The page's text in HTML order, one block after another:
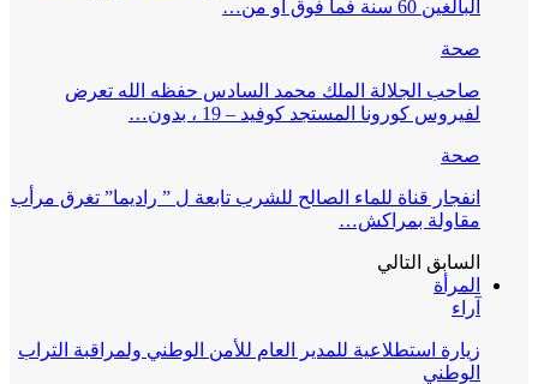
البالغين 60 سنة فما فوق أو من…
صحة
صاحب الجلالة الملك محمد السادس حفظه الله تعرض
لفيروس كورونا المستجد كوفيد – 19 ، بدون…
صحة
انفجار قناة للماء الصالح للشرب تابعة ل ” راديما” تغرق مرأب
مقاولة بمراكش…
السابق التالي
المرأة
آراء
زيارة استطلاعية للمدير العام للأمن الوطني ولمراقبة التراب
الوطني